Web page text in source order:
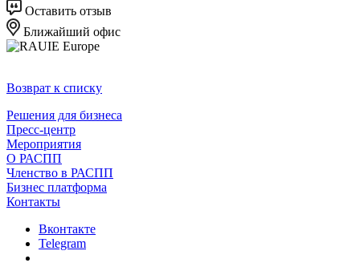
Оставить отзыв
Ближайший офис
Возврат к списку
Решения для бизнеса
Пресс-центр
Мероприятия
О РАСПП
Членство в РАСПП
Бизнес платформа
Контакты
Вконтакте
Telegram